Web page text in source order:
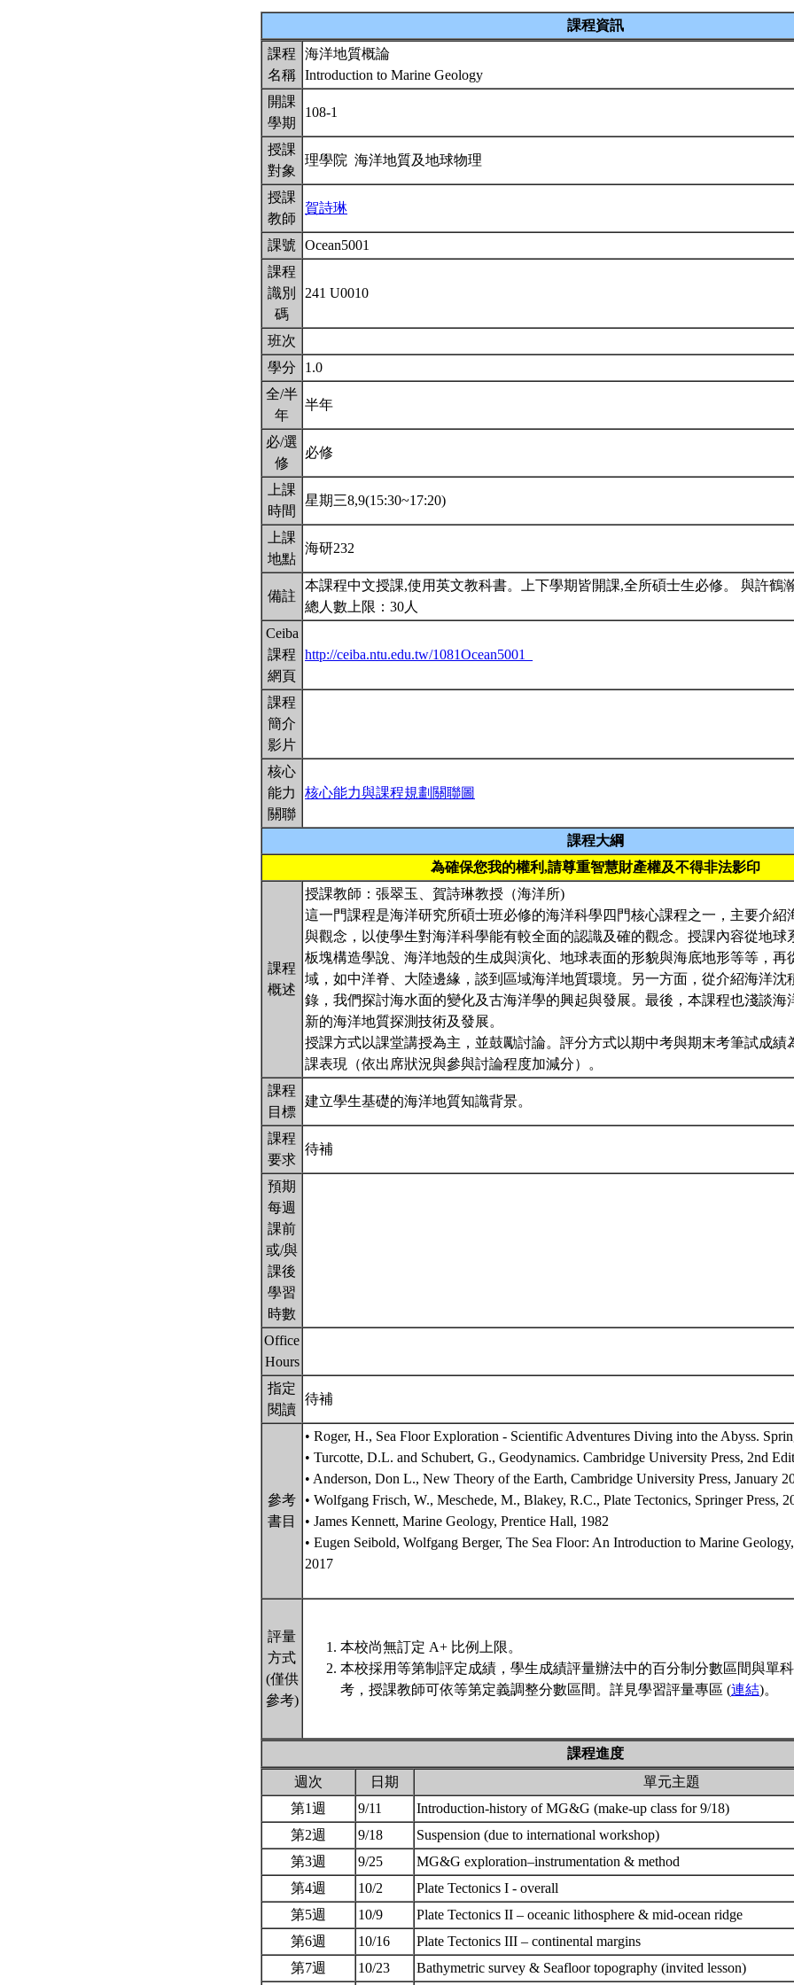
課程資訊
課程
名稱
海洋地質概論
Introduction to Marine Geology
開課
學期
108-1
授課
對象
理學院 海洋地質及地球物理
授課
教師
賀詩琳
課號
Ocean5001
課程
識別
碼
241 U0010
班次
學分
1.0
全/半
年
半年
必/選
修
必修
上課
時間
星期三8,9(15:30~17:20)
上課
地點
海研232
備註
本課程中文授課,使用英文教科書。上下學期皆開課,全所碩士生必修。 與許鶴
總人數上限：30人
Ceiba
課程
網頁
http://ceiba.ntu.edu.tw/1081Ocean5001_
課程
簡介
影片
核心
能力
關聯
核心能力與課程規劃關聯圖
課程大綱
為確保您我的權利,請尊重智慧財產權及不得非法影印
課程
概述
授課教師：張翠玉、賀詩琳教授（海洋所)
這一門課程是海洋研究所碩士班必修的海洋科學四門核心課程之一，主要介紹
與觀念，以使學生對海洋科學能有較全面的認識及確的觀念。授課內容從地球
板塊構造學說、海洋地殼的生成與演化、地球表面的形貌與海底地形等等，再
域，如中洋脊、大陸邊緣，談到區域海洋地質環境。另一方面，從介紹海洋沈
錄，我們探討海水面的變化及古海洋學的興起與發展。最後，本課程也淺談海
新的海洋地質探測技術及發展。
授課方式以課堂講授為主，並鼓勵討論。評分方式以期中考與期末考筆試成績
課表現（依出席狀況與參與討論程度加減分）。
課程
目標
建立學生基礎的海洋地質知識背景。
課程
要求
待補
預期
每週
課前
或/與
課後
學習
時數
Office
Hours
指定
閱讀
待補
參考
書目
• Roger, H., Sea Floor Exploration - Scientific Adventures Diving into the Abyss.
• Turcotte, D.L. and Schubert, G., Geodynamics. Cambridge University Press, 2nd
• Anderson, Don L., New Theory of the Earth, Cambridge University Press, January
• Wolfgang Frisch, W., Meschede, M., Blakey, R.C., Plate Tectonics, Springer Press,
• James Kennett, Marine Geology, Prentice Hall, 1982
• Eugen Seibold, Wolfgang Berger, The Sea Floor: An Introduction to Marine
2017
評量
方式
(僅供
參考)
本校尚無訂定 A+ 比例上限。
本校採用等第制評定成績，學生成績評量辦法中的百分制分數區間與單
考，授課教師可依等第定義調整分數區間。詳見學習評量專區 (連結)。
課程進度
週次
日期
單元主題
第1週
9/11
Introduction-history of MG&G (make-up class for 9/18)
第2週
9/18
Suspension (due to international workshop)
第3週
9/25
MG&G exploration–instrumentation & method
第4週
10/2
Plate Tectonics I - overall
第5週
10/9
Plate Tectonics II – oceanic lithosphere & mid-ocean ridge
第6週
10/16
Plate Tectonics III – continental margins
第7週
10/23 Bathymetric survey & Seafloor topography (invited lesson)